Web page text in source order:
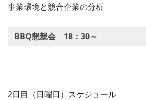
事業環境と競合企業の分析
BBQ懇親会 18：30～
2日目（日曜日）スケジュール